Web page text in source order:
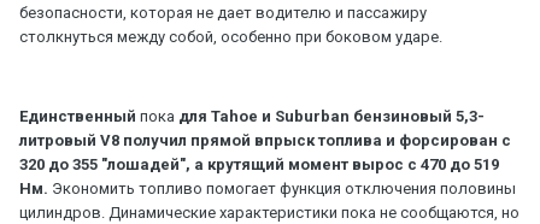
безопасности, которая не дает водителю и пассажиру
столкнуться между собой, особенно при боковом ударе.
Единственный пока для Tahoe и Suburban бензиновый 5,3-
литровый V8 получил прямой впрыск топлива и форсирован с
320 до 355 "лошадей", а крутящий момент вырос с 470 до 519
Нм. Экономить топливо помогает функция отключения половины
цилиндров. Динамические характеристики пока не сообщаются, но